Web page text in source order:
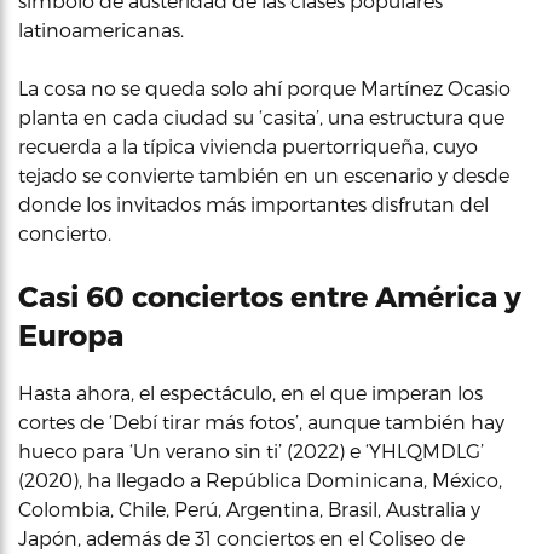
latinoamericanas.
La cosa no se queda solo ahí porque Martínez Ocasio
planta en cada ciudad su ‘casita’, una estructura que
recuerda a la típica vivienda puertorriqueña, cuyo
tejado se convierte también en un escenario y desde
donde los invitados más importantes disfrutan del
concierto.
Casi 60 conciertos entre América y
Europa
Hasta ahora, el espectáculo, en el que imperan los
cortes de ‘Debí tirar más fotos’, aunque también hay
hueco para ‘Un verano sin ti’ (2022) e ‘YHLQMDLG’
(2020), ha llegado a República Dominicana, México,
Colombia, Chile, Perú, Argentina, Brasil, Australia y
Japón, además de 31 conciertos en el Coliseo de